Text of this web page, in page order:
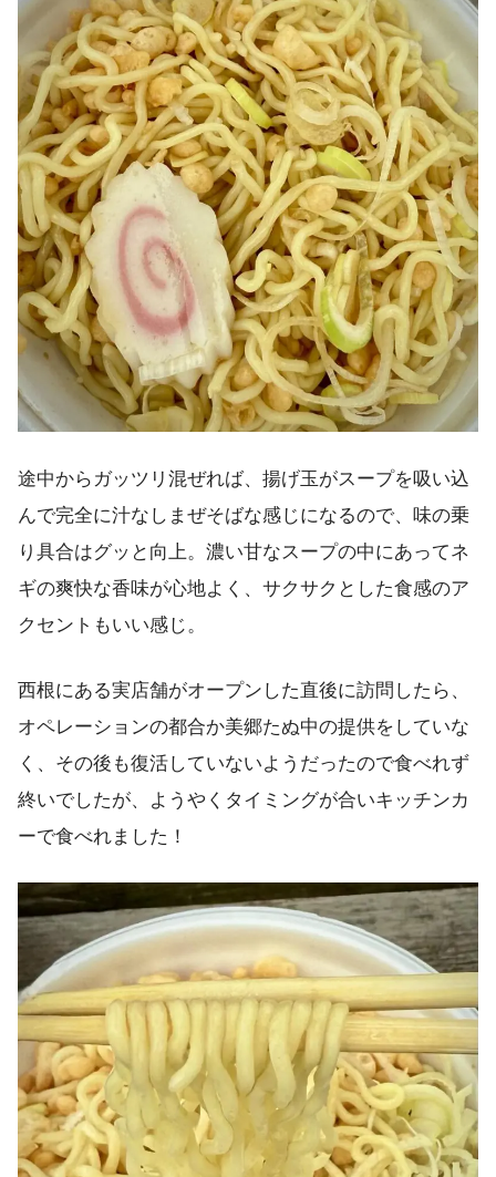
途中からガッツリ混ぜれば、揚げ玉がスープを吸い込
んで完全に汁なしまぜそばな感じになるので、味の乗
り具合はグッと向上。濃い甘なスープの中にあってネ
ギの爽快な香味が心地よく、サクサクとした食感のア
クセントもいい感じ。
西根にある実店舗がオープンした直後に訪問したら、
オペレーションの都合か美郷たぬ中の提供をしていな
く、その後も復活していないようだったので食べれず
終いでしたが、ようやくタイミングが合いキッチンカ
ーで食べれました！